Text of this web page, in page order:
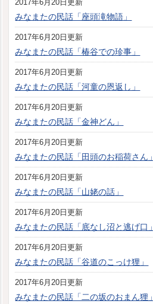
2017年6月20日更新
みなまたの民話「座頭滝物語」
2017年6月20日更新
みなまたの民話「椿谷での珍事」
2017年6月20日更新
みなまたの民話「河童の恩返し」
2017年6月20日更新
みなまたの民話「金神どん」
2017年6月20日更新
みなまたの民話「田頭のお稲荷さん」
2017年6月20日更新
みなまたの民話「山姥の話」
2017年6月20日更新
みなまたの民話「底なし沼と逃げ口」
2017年6月20日更新
みなまたの民話「谷道のこっけ狸」
2017年6月20日更新
みなまたの民話「二の坂のおまん狸」